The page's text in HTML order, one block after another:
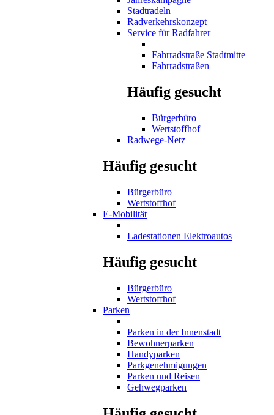
Stadtradeln
Radverkehrskonzept
Service für Radfahrer
Fahrradstraße Stadtmitte
Fahrradstraßen
Häufig gesucht
Bürgerbüro
Wertstoffhof
Radwege-Netz
Häufig gesucht
Bürgerbüro
Wertstoffhof
E-Mobilität
Ladestationen Elektroautos
Häufig gesucht
Bürgerbüro
Wertstoffhof
Parken
Parken in der Innenstadt
Bewohnerparken
Handyparken
Parkgenehmigungen
Parken und Reisen
Gehwegparken